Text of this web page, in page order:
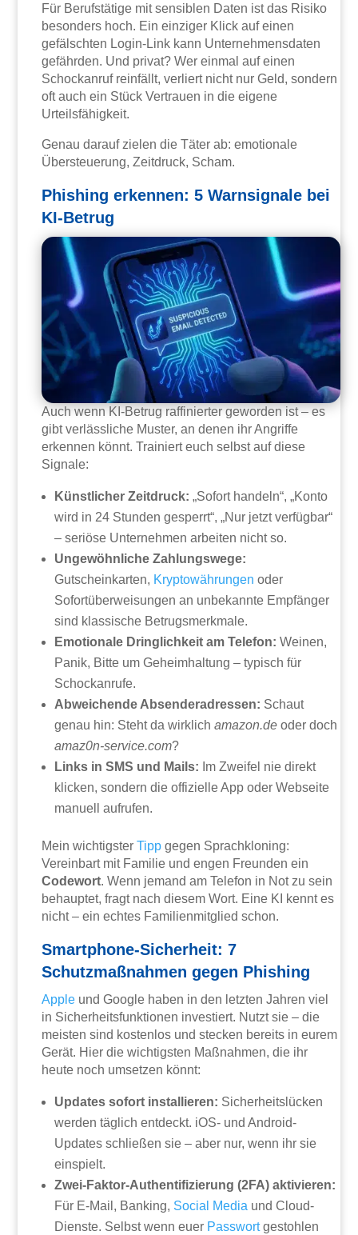
Für Berufstätige mit sensiblen Daten ist das Risiko
besonders hoch. Ein einziger Klick auf einen
gefälschten Login-Link kann Unternehmensdaten
gefährden. Und privat? Wer einmal auf einen
Schockanruf reinfällt, verliert nicht nur Geld, sondern
oft auch ein Stück Vertrauen in die eigene
Urteilsfähigkeit.
Genau darauf zielen die Täter ab: emotionale
Übersteuerung, Zeitdruck, Scham.
Phishing erkennen: 5 Warnsignale bei
KI-Betrug
Auch wenn KI-Betrug raffinierter geworden ist – es
gibt verlässliche Muster, an denen ihr Angriffe
erkennen könnt. Trainiert euch selbst auf diese
Signale:
Künstlicher Zeitdruck: „Sofort handeln“, „Konto
wird in 24 Stunden gesperrt“, „Nur jetzt verfügbar“
– seriöse Unternehmen arbeiten nicht so.
Ungewöhnliche Zahlungswege:
Gutscheinkarten, Kryptowährungen oder
Sofortüberweisungen an unbekannte Empfänger
sind klassische Betrugsmerkmale.
Emotionale Dringlichkeit am Telefon: Weinen,
Panik, Bitte um Geheimhaltung – typisch für
Schockanrufe.
Abweichende Absenderadressen: Schaut
genau hin: Steht da wirklichamazon.de oder doch
amaz0n-service.com?
Links in SMS und Mails: Im Zweifel nie direkt
klicken, sondern die offizielle App oder Webseite
manuell aufrufen.
Mein wichtigsterTipp gegen Sprachkloning:
Vereinbart mit Familie und engen Freunden ein
Codewort. Wenn jemand am Telefon in Not zu sein
behauptet, fragt nach diesem Wort. Eine KI kennt es
nicht – ein echtes Familienmitglied schon.
Smartphone-Sicherheit: 7
Schutzmaßnahmen gegen Phishing
Apple und Google haben in den letzten Jahren viel
in Sicherheitsfunktionen investiert. Nutzt sie – die
meisten sind kostenlos und stecken bereits in eurem
Gerät. Hier die wichtigsten Maßnahmen, die ihr
heute noch umsetzen könnt:
Updates sofort installieren: Sicherheitslücken
werden täglich entdeckt. iOS- und Android-
Updates schließen sie – aber nur, wenn ihr sie
einspielt.
Zwei-Faktor-Authentifizierung (2FA) aktivieren:
Für E-Mail, Banking, Social Media und Cloud-
Dienste. Selbst wenn euer Passwortgestohlen